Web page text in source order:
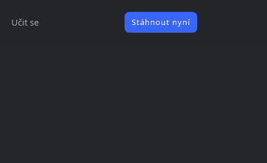
Učit se Stáhnout nyní